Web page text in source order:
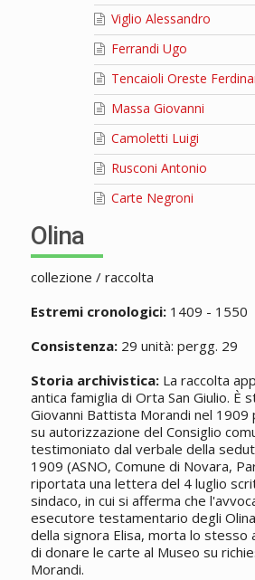
Viglio Alessandro
Ferrandi Ugo
Tencaioli Oreste
Massa Giovanni
Camoletti Luigi
Rusconi Antonio
Carte Negroni
Olina
collezione / raccolta
Estremi cronologici:1409 - 1550
Consistenza:29 unità: pergg. 29
Storia archivistica:La raccolta
antica famiglia di Orta San Giulio. È
Giovanni Battista Morandi nel 1909
su autorizzazione del Consiglio
testimoniato dal verbale della
1909 (ASNO, Comune di Novara,
riportata una lettera del 4 luglio
sindaco, in cui si afferma che
esecutore testamentario degli
della signora Elisa, morta lo stesso
di donare le carte al Museo su
Morandi.